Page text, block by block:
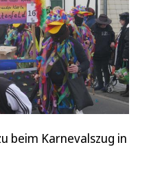
beim Karnevalszug in